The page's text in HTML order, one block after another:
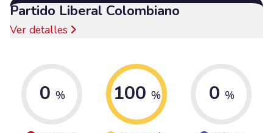
Partido Liberal Colombiano
Ver detalles
0 % 100 % 0 %